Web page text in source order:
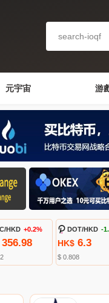
元宇宙 游
HKD +0.2% DOT/HKD -
HK$6.3
$ 0.808